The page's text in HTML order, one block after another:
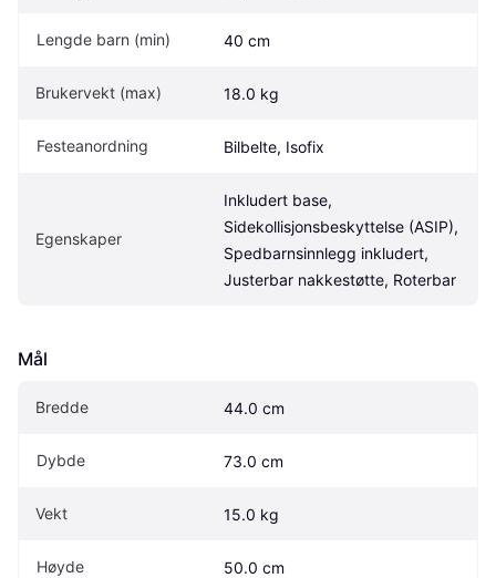
Lengde barn (min) 40 cm
Brukervekt (max) 18.0 kg
Festeanordning Bilbelte, Isofix
Egenskaper
Inkludert base,
Sidekollisjonsbeskyttelse (ASIP),
Spedbarnsinnlegg inkludert,
Justerbar nakkestøtte, Roterbar
Mål
Bredde 44.0 cm
Dybde 73.0 cm
Vekt 15.0 kg
Høyde 50.0 cm